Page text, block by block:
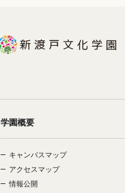
学園概要
キャンパスマップ
アクセスマップ
情報公開